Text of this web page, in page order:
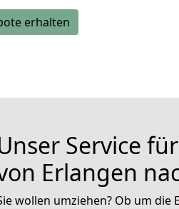
erhalten
Service
Erlangen
wollen umziehen? Ob um